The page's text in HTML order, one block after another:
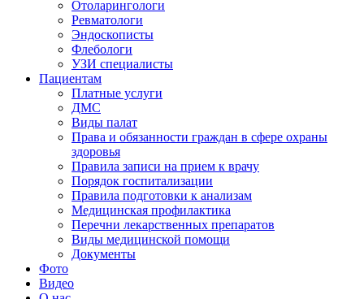
Отоларингологи
Ревматологи
Эндоскописты
Флебологи
УЗИ специалисты
Пациентам
Платные услуги
ДМС
Виды палат
Права и обязанности граждан в сфере охраны
здоровья
Правила записи на прием к врачу
Порядок госпитализации
Правила подготовки к анализам
Медицинская профилактика
Перечни лекарственных препаратов
Виды медицинской помощи
Документы
Фото
Видео